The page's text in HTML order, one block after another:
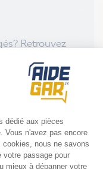
Retrouvez